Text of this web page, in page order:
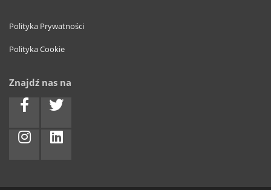
Polityka Prywatności
Polityka Cookie
Znajdź nas na